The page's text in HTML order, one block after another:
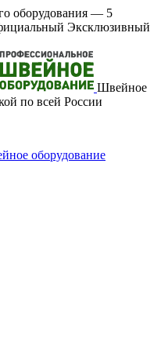
оборудования — 5
Эксклюзивный
Швейное
по всей России
оборудование